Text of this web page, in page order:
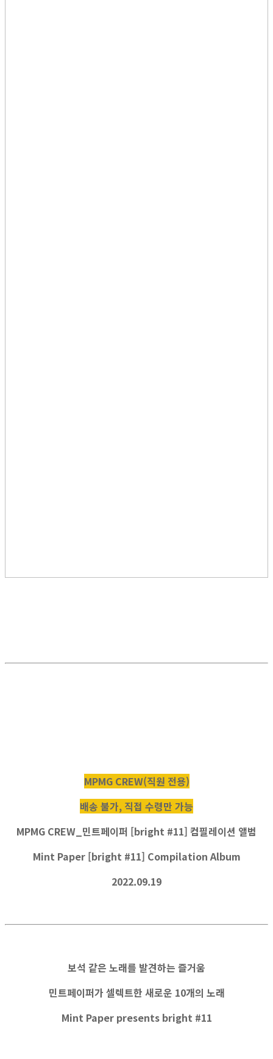
MPMG CREW(직원 전용)
배송 불가, 직접 수령만 가능
MPMG CREW_민트페이퍼 [bright #11] 컴필레이션 앨범
Mint Paper [bright #11] Compilation Album
2022.09.19
보석 같은 노래를 발견하는 즐거움
민트페이퍼가 셀렉트한 새로운 10개의 노래
Mint Paper presents bright #11